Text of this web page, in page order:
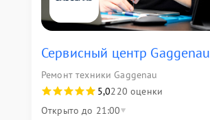
Сервисный центр Gaggenau
Ремонт техники Gaggenau
5,0220 оценки
Открыто до 21:00